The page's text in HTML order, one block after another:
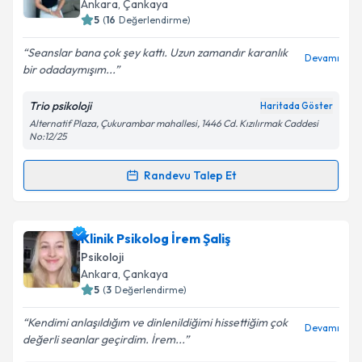
bilgilendireceğiz.
E-posta Adresiniz
Kişisel verilerimin işlenmesine ilişkinAydınlatma
kapsamda işlenmesini kabul ediyorum.
Ankara, Çankaya
5 (16 Değerlendirme)
Seanslar bana çok şey kattı. Uzun zamandır karanlık
bir odadaymışım...
Devamı
Trio psikoloji Haritada Göster
Alternatif Plaza, Çukurambar mahallesi, 1446 Cd. Kızılırmak Caddesi
No:12/25
Randevu Talep Et
Randevu Takvimi Talebi
Klinik Psikolog Duygu Sarıkayaiçin randevu takvimi
talebi oluşturun. Size bu uzmandan randevu almanız
için bir takvim hazırlandığında e-posta ile
bilgilendireceğiz.
E-posta Adresiniz
Klinik Psikolog İrem Şaliş
Psikoloji
Ankara, Çankaya
5 (3 Değerlendirme)
Kendimi anlaşıldığım ve dinlenildiğimi hissettiğim çok
değerli seanlar geçirdim. İrem...
Devamı